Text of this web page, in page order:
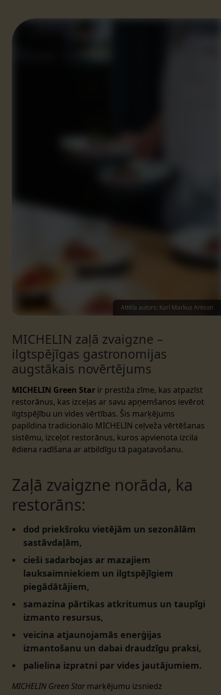
MICHELIN zaļā zvaigzne –
ilgtspējīgas gastronomijas
augstākais novērtējums
MICHELIN Green Star ir prestiža zīme, kas atpazīst
restorānus, kas izceļas ar savu apņemšanos ievērot
ilgtspējību un vides vērtības. Šis marķējums
papildina tradicionālo MICHELIN ceļveža vērtēšanas
sistēmu, izceļot restorānus, kuros apvienota izcila
ēdiena radīšana ar atbildīgu tā pagatavošanu.
Zaļā zvaigzne norāda, ka
restorāns:
dod priekšroku vietējām un sezonālām
sastāvdaļām,
cieši sadarbojas ar mazajiem
lauksaimniekiem un ilgtspējīgiem
piegādātājiem,
samazina pārtikas atkritumus un taupīgi
izmanto resursus,
veicina atjaunojamās enerģijas
izmantošanu un dabai draudzīgu praksi,
palielina izpratni par vides jautājumiem.
MICHELIN Green Starmarķējumu izsniedz
Attēla autors: Karl Markus Antson